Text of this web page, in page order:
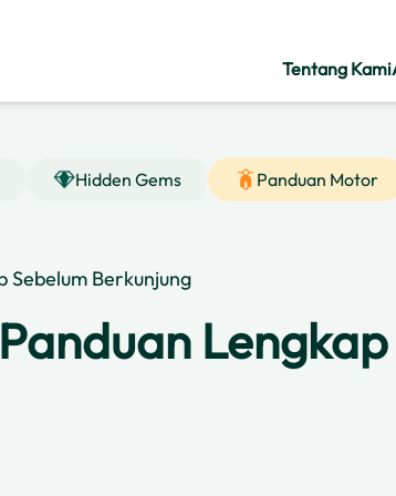
Tentang Kami
Hidden Gems Panduan Motor
Sebelum Berkunjung